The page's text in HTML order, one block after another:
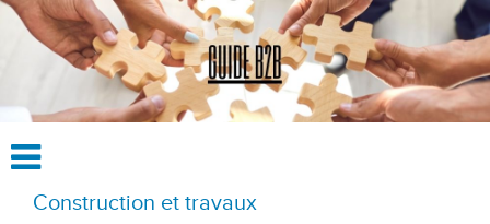
Construction et travaux